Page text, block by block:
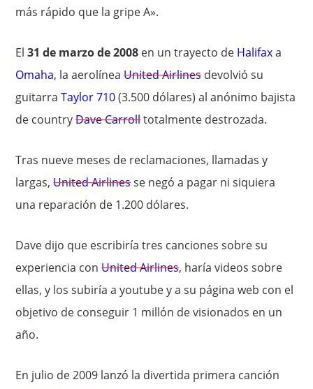
más rápido que la gripe A».
El31 de marzo de 2008 en un trayecto de Halifaxa
Omaha, la aerolíneaUnited Airlinesdevolvió su
guitarraTaylor 710(3.500 dólares) al anónimo bajista
de countryDave Carrolltotalmente destrozada.
Tras nueve meses de reclamaciones, llamadas y
largas,United Airlinesse negó a pagar ni siquiera
una reparación de 1.200 dólares.
Dave dijo que escribiría tres canciones sobre su
experiencia conUnited Airlines, haría videos sobre
ellas, y los subiría a youtube y a su página web con el
objetivo de conseguir 1 millón de visionados en un
año.
En julio de 2009 lanzó la divertida primera canción